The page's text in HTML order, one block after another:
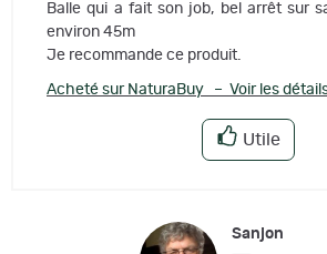
Balle qui a fait son job, bel arrêt sur
environ 45m
Je recommande ce produit.
Acheté sur NaturaBuy – Voir les
Utile
Sanjon